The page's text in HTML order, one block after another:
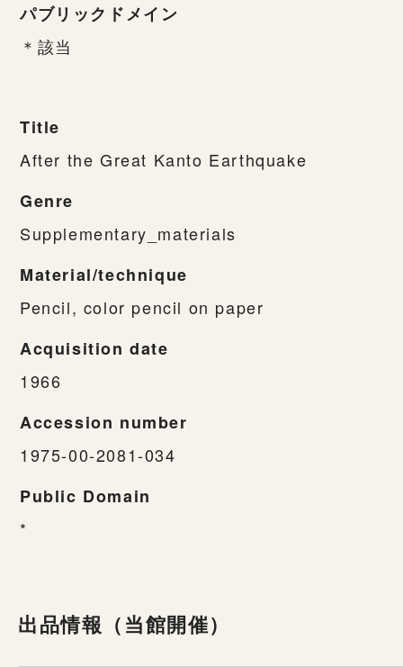
パブリックドメイン
＊該当
Title
After the Great Kanto Earthquake
Genre
Supplementary_materials
Material/technique
Pencil, color pencil on paper
Acquisition date
1966
Accession number
1975-00-2081-034
Public Domain
*
出品情報（当館開催）